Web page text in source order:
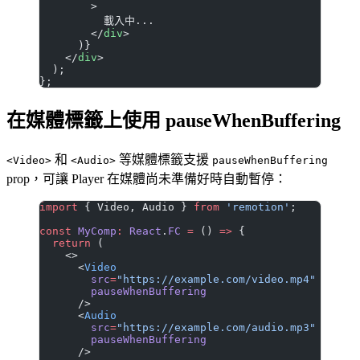
        >
          載入中...
        </
div>
      )}
    </
div>
  );
};
在媒體標籤上使用 pauseWhenBuffering
<Video> 和 <Audio> 等媒體標籤支援 pauseWhenBuffering
prop，可讓 Player 在媒體尚未準備好時自動暫停：
import { Video, Audio } from 'remotion' ;
const MyComp : React . FC = () => {
  return
(
    <>
      <
Video
        src
="https://example.com/video.mp4"
        pauseWhenBuffering
      />
      <
Audio
        src
="https://example.com/audio.mp3"
        pauseWhenBuffering
      />